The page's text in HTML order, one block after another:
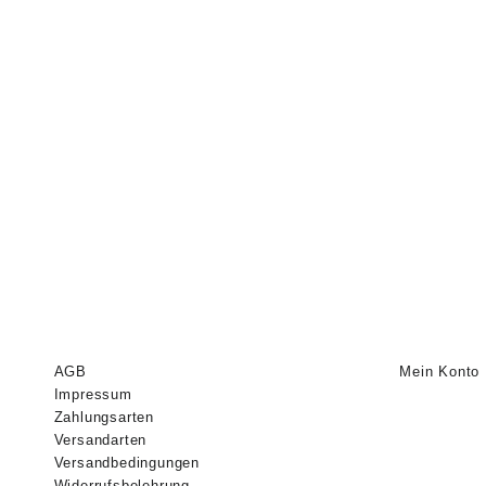
AGB
Impressum
Zahlungsarten
Versandarten
Versandbedingungen
Mein Konto